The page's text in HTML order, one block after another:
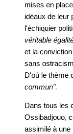
mises en
idéaux de leur
l'échiquier
véritable
et la
sans
D'où le thème
commun".
Dans tous les
Ossibadjouo,
assimilé à une